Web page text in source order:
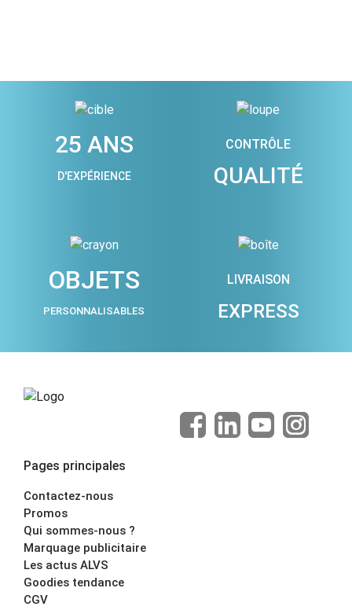
25 ANS
D'EXPÉRIENCE
CONTRÔLE
QUALITÉ
OBJETS
PERSONNALISABLES
LIVRAISON
EXPRESS
Pages principales
Contactez-nous
Promos
Qui sommes-nous ?
Marquage publicitaire
Les actus ALVS
Goodies tendance
CGV